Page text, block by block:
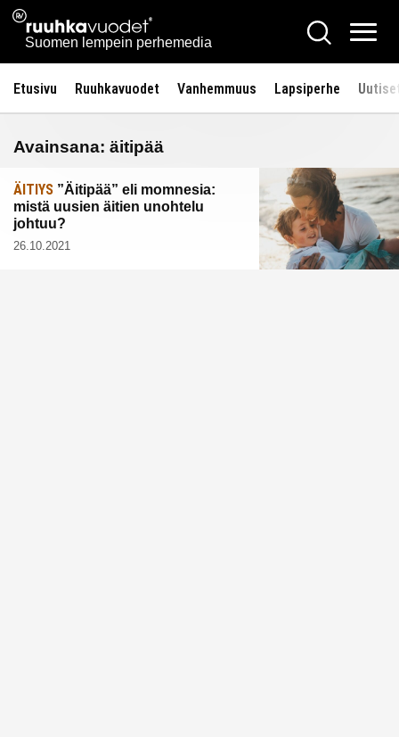
Siirry
sisältöön
Ruuhkavuodet.fi
Suomen lempein perhemedia
Hae
Etusivu Ruuhkavuodet Vanhemmuus Lapsiperhe
Avainsana: äitipää
ÄITIYS ”Äitipää” eli momnesia:
mistä uusien äitien unohtelu
johtuu?
26.10.2021